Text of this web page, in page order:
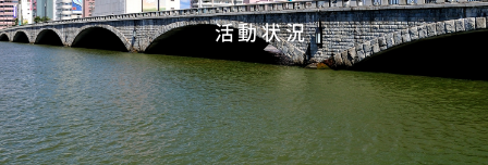
活動状況